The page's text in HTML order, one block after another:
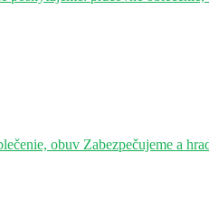
obuv Zabezpečujeme a